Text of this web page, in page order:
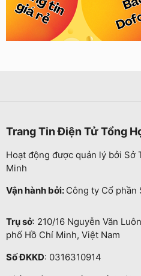
Trang Tin Điện Tử Tổng
Hoạt động được quản lý bởi Sở
Minh
Vận hành bởi: Công ty Cổ phần
Trụ sở: 210/16 Nguyễn Văn
phố Hồ Chí Minh, Việt Nam
Số ĐKKD: 0316310914